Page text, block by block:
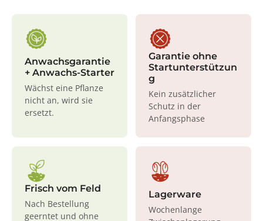
Anwachsgarantie
+ Anwachs-Starter
Wächst eine Pflanze
nicht an, wird sie
ersetzt.
Garantie ohne
Startunterstützun
g
Kein zusätzlicher
Schutz in der
Anfangsphase
Frisch vom Feld
Nach Bestellung
geerntet und ohne
Lagerware
Wochenlange